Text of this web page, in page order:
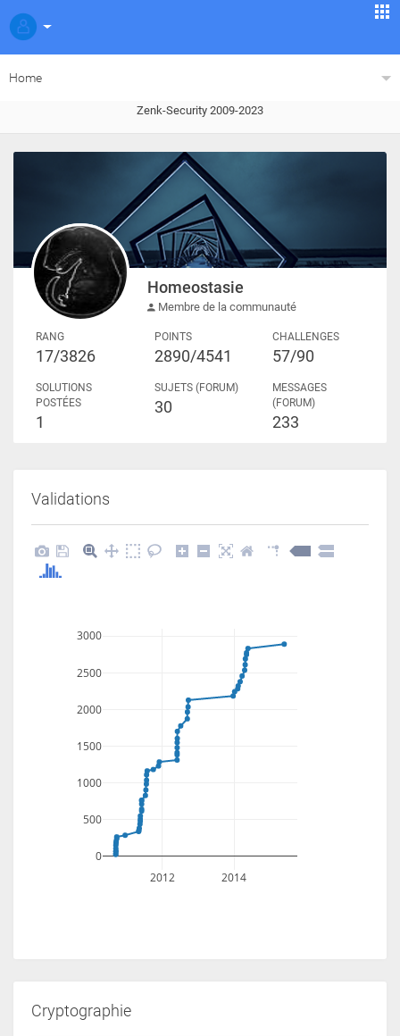
Home
Zenk-Security 2009-2023
Homeostasie
Membre de la communauté
RANG
17/3826
POINTS
2890/4541
CHALLENGES
57/90
SOLUTIONS
POSTÉES
1
SUJETS (FORUM)
30
MESSAGES
(FORUM)
233
Validations
2012 2014
0
500
1000
1500
2000
2500
3000
Cryptographie